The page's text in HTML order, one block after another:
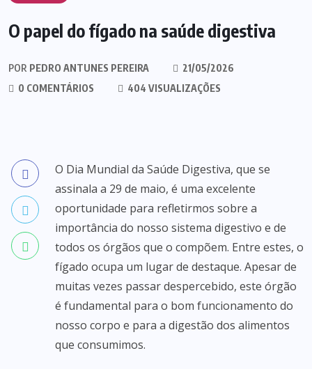
O papel do fígado na saúde digestiva
POR PEDRO ANTUNES PEREIRA
21/05/2026
0 COMENTÁRIOS
404 VISUALIZAÇÕES
O Dia Mundial da Saúde Digestiva, que se
assinala a 29 de maio, é uma excelente
oportunidade para refletirmos sobre a
importância do nosso sistema digestivo e de
todos os órgãos que o compõem. Entre estes, o
fígado ocupa um lugar de destaque. Apesar de
muitas vezes passar despercebido, este órgão
é fundamental para o bom funcionamento do
nosso corpo e para a digestão dos alimentos
que consumimos.